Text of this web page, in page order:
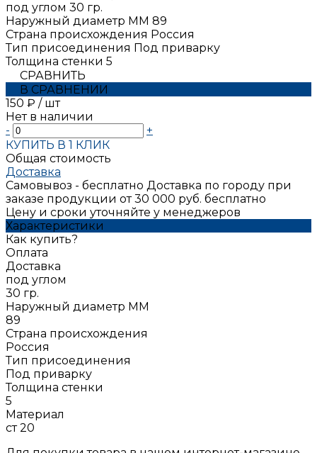
под углом 30 гр.
Наружный диаметр ММ 89
Страна происхождения Россия
Тип присоединения Под приварку
Толщина стенки 5
СРАВНИТЬ
В СРАВНЕНИИ
150 ₽ / шт
Нет в наличии
-
+
КУПИТЬ В 1 КЛИК
Общая стоимость
Доставка
Самовывоз - бесплатно Доставка по городу при
заказе продукции от 30 000 руб. бесплатно
Цену и сроки уточняйте у менеджеров
Характеристики
Как купить?
Оплата
Доставка
под углом
30 гр.
Наружный диаметр ММ
89
Страна происхождения
Россия
Тип присоединения
Под приварку
Толщина стенки
5
Материал
ст 20